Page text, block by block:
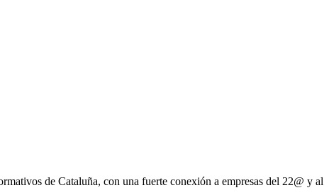
de Cataluña, con una fuerte conexión a empresas del 22@ y al